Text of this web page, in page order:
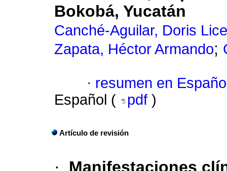
Bokobá, Yucatán
Canché-Aguilar, Doris
Zapata, Héctor Armando;
· resumen en
Español (
pdf )
Artículo de revisión
·
Manifestaciones